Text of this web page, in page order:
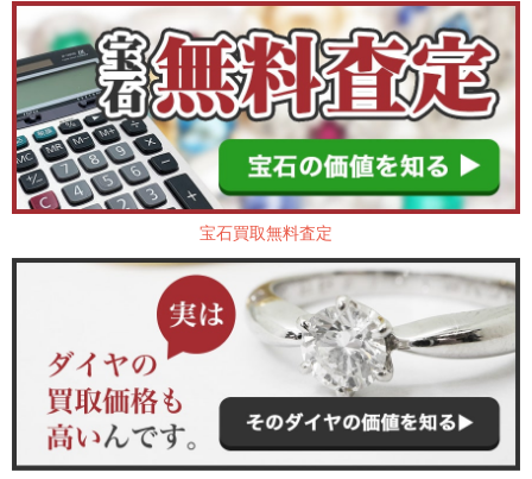
宝石買取無料査定